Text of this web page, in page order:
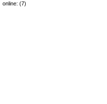
online: (7)